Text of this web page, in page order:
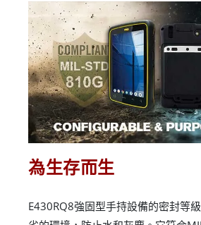
為生存而生
E430RQ8強固型手持設備的密封等